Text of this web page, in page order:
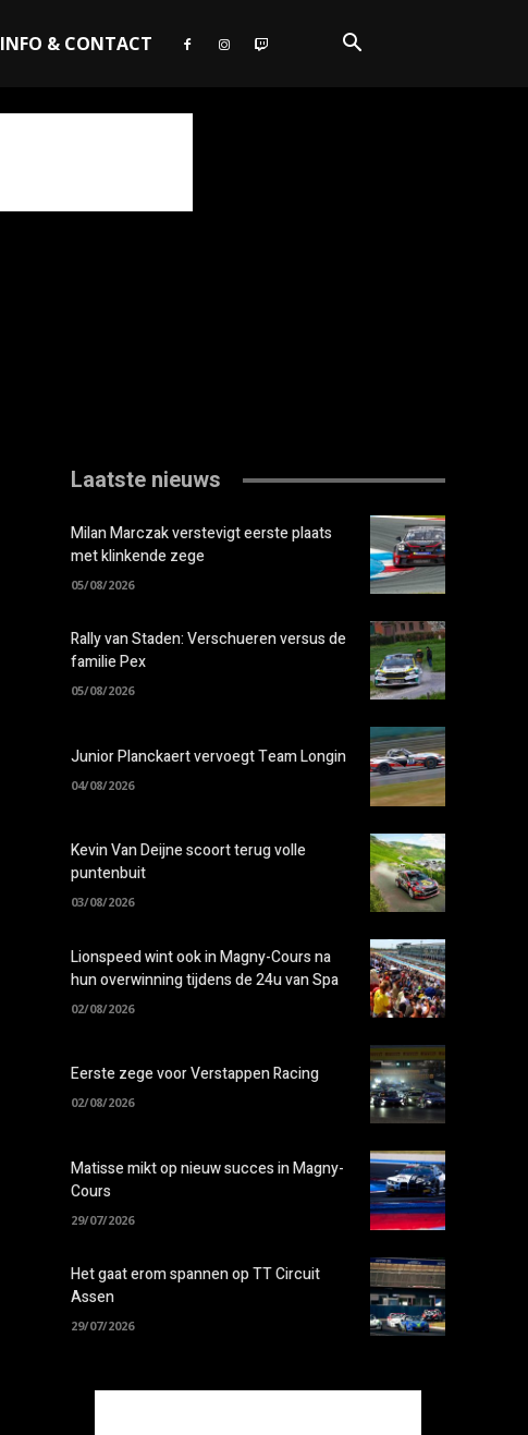
INFO & CONTACT
Laatste nieuws
Milan Marczak verstevigt eerste plaats
met klinkende zege
05/08/2026
Rally van Staden: Verschueren versus de
familie Pex
05/08/2026
Junior Planckaert vervoegt Team Longin
04/08/2026
Kevin Van Deijne scoort terug volle
puntenbuit
03/08/2026
Lionspeed wint ook in Magny-Cours na
hun overwinning tijdens de 24u van Spa
02/08/2026
Eerste zege voor Verstappen Racing
02/08/2026
Matisse mikt op nieuw succes in Magny-
Cours
29/07/2026
Het gaat erom spannen op TT Circuit
Assen
29/07/2026